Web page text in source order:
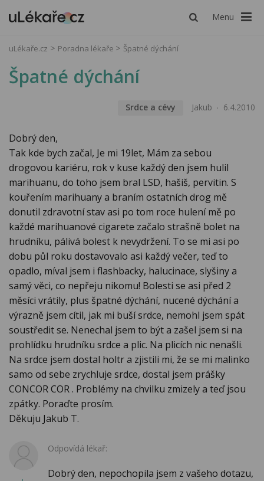
Menu
uLékaře.cz Poradna lékaře Špatné dýchání
Špatné dýchání
Srdce a cévy Jakub 6.4.2010
Dobrý den,
Tak kde bych začal, Je mi 19let, Mám za sebou
drogovou kariéru, rok v kuse každý den jsem hulil
marihuanu, do toho jsem bral LSD, hašiš, pervitin. S
kouřením marihuany a braním ostatních drog mě
donutil zdravotní stav asi po tom roce hulení mě po
každé marihuanové cigarete začalo strašně bolet na
hrudníku, pálivá bolest k nevydržení. To se mi asi po
dobu půl roku dostavovalo asi každý večer, teď to
opadlo, míval jsem i flashbacky, halucinace, slyšiny a
samý věci, co nepřeju nikomu! Bolesti se asi před 2
měsíci vrátily, plus špatné dýchání, nucené dýchání a
výrazně jsem cítil, jak mi buší srdce, nemohl jsem spát
soustředit se. Nenechal jsem to být a zašel jsem si na
prohlídku hrudníku srdce a plic. Na plicích nic nenašli.
Na srdce jsem dostal holtr a zjistili mi, že se mi malinko
samo od sebe zrychluje srdce, dostal jsem prášky
CONCOR COR . Problémy na chvilku zmizely a teď jsou
zpátky. Poraďte prosím.
Děkuju Jakub T.
Odpovídá lékař:
Dobrý den, nepochopila jsem z vašeho dotazu,